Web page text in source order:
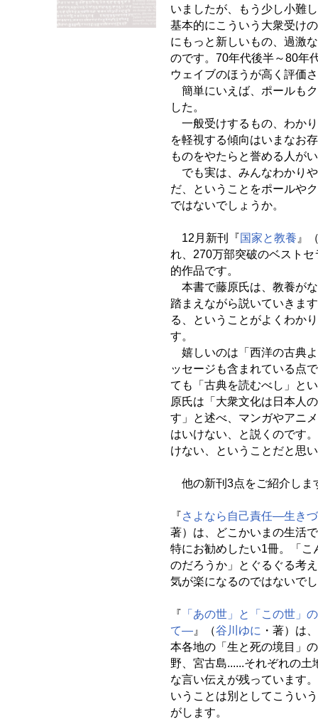
いましたが、もう少し小難
基本的にこういう大衆受け
にもっと新しいもの、過激
のです。70年代後半～80年
ウェイブのほうが高く評価
簡単にいえば、ポールも
した。
一般受けするもの、わか
を軽視する傾向はいまなお
ものをやたらと誉める人が
でも実は、みんなわかり
だ、ということをポールや
ではないでしょうか。
12月新刊『国家と教養 』
れ、270万部突破のベスト
的作品です。
本書で藤原氏は、教養が
踏まえながら説いていきま
る、ということがよくわか
す。
嬉しいのは「西洋の古典
ッセージも含まれている点
ても「古典を読むべし」と
原氏は「大衆文化は日本人
す」と述べ、マンガやアニ
はいけない、と説くのです
けない、ということだと思
他の新刊3点をご紹介しま
『さよなら自己責任―生き
著）は、どこかいまの生活
特にお勧めしたい1冊。「
のだろうか」とぐるぐる考
気が楽になるのではないで
『 「あの世」と「この世」
て― 』（谷川ゆに ・著）は
本各地の「生と死の境目」
野、宮古島......それぞれの
な言い伝えが残っています
いうことは別としてこうい
がします。